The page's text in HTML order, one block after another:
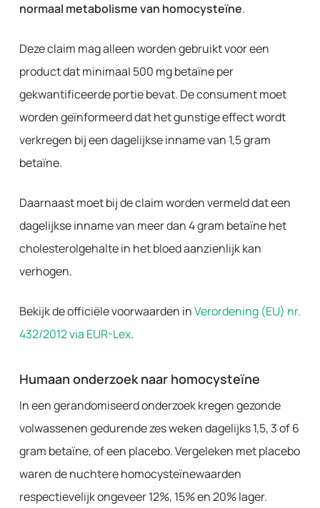
normaal metabolisme van homocysteïne.
Deze claim mag alleen worden gebruikt voor een
product dat minimaal 500 mg betaïne per
gekwantificeerde portie bevat. De consument moet
worden geïnformeerd dat het gunstige effect wordt
verkregen bij een dagelijkse inname van 1,5 gram
betaïne.
Daarnaast moet bij de claim worden vermeld dat een
dagelijkse inname van meer dan 4 gram betaïne het
cholesterolgehalte in het bloed aanzienlijk kan
verhogen.
Bekijk de officiële voorwaarden inVerordening (EU) nr.
432/2012 via EUR-Lex.
Humaan onderzoek naar homocysteïne
In een gerandomiseerd onderzoek kregen gezonde
volwassenen gedurende zes weken dagelijks 1,5, 3 of 6
gram betaïne, of een placebo. Vergeleken met placebo
waren de nuchtere homocysteïnewaarden
respectievelijk ongeveer 12%, 15% en 20% lager.